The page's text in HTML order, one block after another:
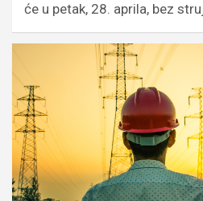
će u petak, 28. aprila, bez